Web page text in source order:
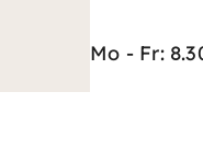
Mo - Fr: